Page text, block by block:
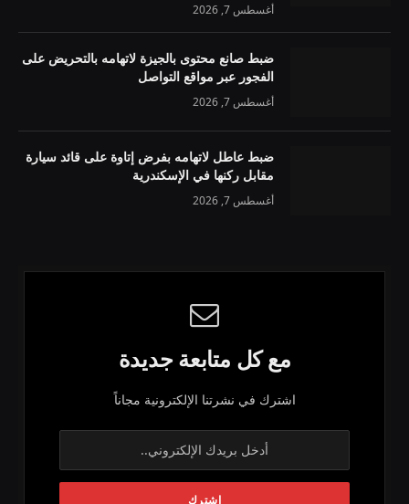
أغسطس 7, 2026
ضبط صانع محتوى بالجيزة لاتهامه بالتحريض على
الفجور عبر مواقع التواصل
أغسطس 7, 2026
ضبط عاطل لاتهامه بفرض إتاوة على قائد سيارة
مقابل ركنها في الإسكندرية
أغسطس 7, 2026
مع كل متابعة جديدة
اشترك في نشرتنا الإلكترونية مجاناً